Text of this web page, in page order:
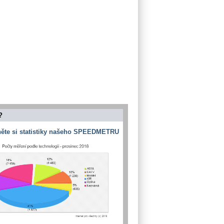
si statistiky našeho SPEEDMETRU